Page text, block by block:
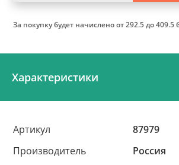
За покупку будет начисленоот 292.5 до 409.5
Характеристики
Артикул
87979
Производитель
Россия